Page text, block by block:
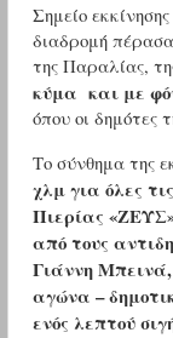
Σημείο
διαδρομή
της Παραλίας,
κύμα και με
όπου οι δημότες
Το σύνθημα της
χλμ για όλες
Πιερίας
από τους
Γιάννη
αγώνα –
ενός λεπτού